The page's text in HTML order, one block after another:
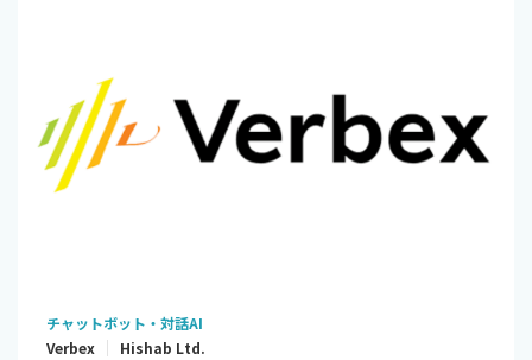
チャットボット・対話AI
Verbex
Hishab Ltd.